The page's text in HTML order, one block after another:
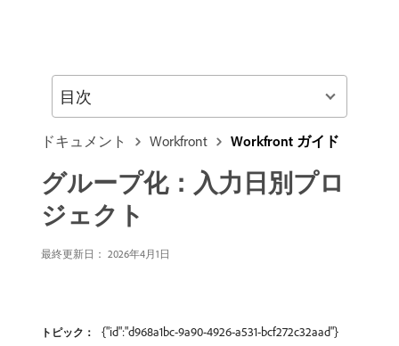
ドキュメント Workfront Workfront ガイド
グループ化：入力日別プロ
ジェクト
最終更新日： 2026年4月1日
トピック： {"id":"d968a1bc-9a90-4926-a531-bcf272c32aad"}
目次